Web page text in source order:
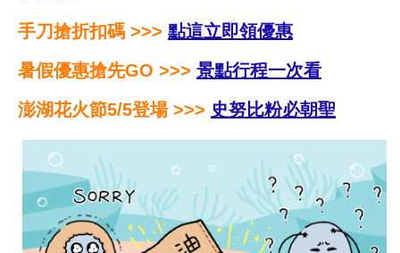
手刀搶折扣碼 >>> 點這立即領優惠
暑假優惠搶先GO >>> 景點行程一次看
澎湖花火節5/5登場 >>> 史努比粉必朝聖